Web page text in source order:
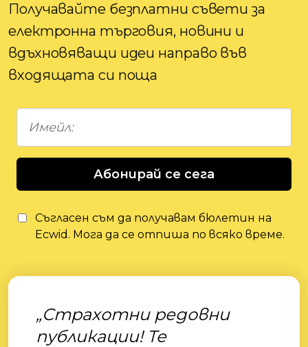
Получавайте безплатни съвети за
електронна търговия, новини и
вдъхновяващи идеи направо във
входящата си поща
Абонирай се сега
Съгласен съм да получавам бюлетин на
Ecwid. Мога да се отпиша по всяко време.
„Страхотни редовни
публикации! Те